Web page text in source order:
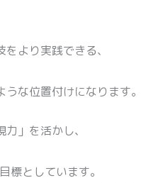
より実践できる、
な位置付けになります。
」を活かし、
標としています。